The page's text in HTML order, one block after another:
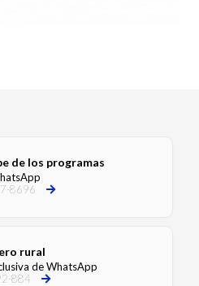
de los programas
8696
rural
de WhatsApp
884